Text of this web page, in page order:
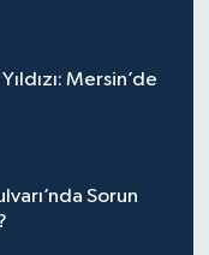
Mersin’de
Sorun